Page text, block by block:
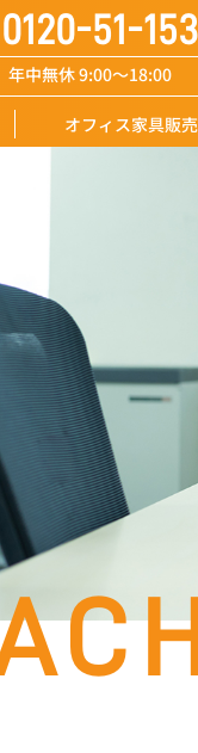
0120-51-
年中無休 9:00〜18:00
オフィス家具販売